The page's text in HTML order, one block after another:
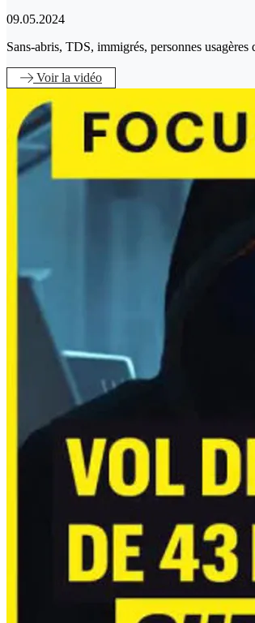
09.05.2024
Sans-abris, TDS, immigrés, personnes
Voirla vidéo